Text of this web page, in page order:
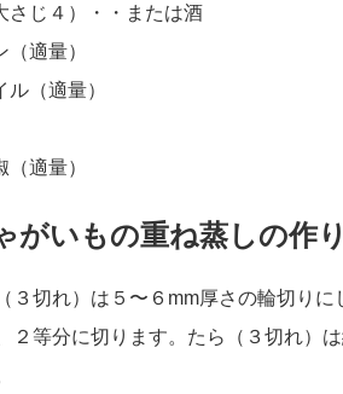
さじ４）・・または酒
適量）
（適量）
適量）
がいもの重ね蒸しの作
３切れ）は５〜６mm厚さの輪切り
２等分に切ります。たら（３切れ）